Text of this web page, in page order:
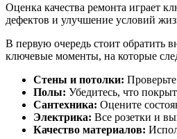
Оценка качества ремонта играет
дефектов и улучшение условий
В первую очередь стоит обратить
ключевые моменты, на которые
Стены и потолки:
Полы: Убедитесь, что
Сантехника: Оцените
Электрика: Все розетки и
Качество материалов: